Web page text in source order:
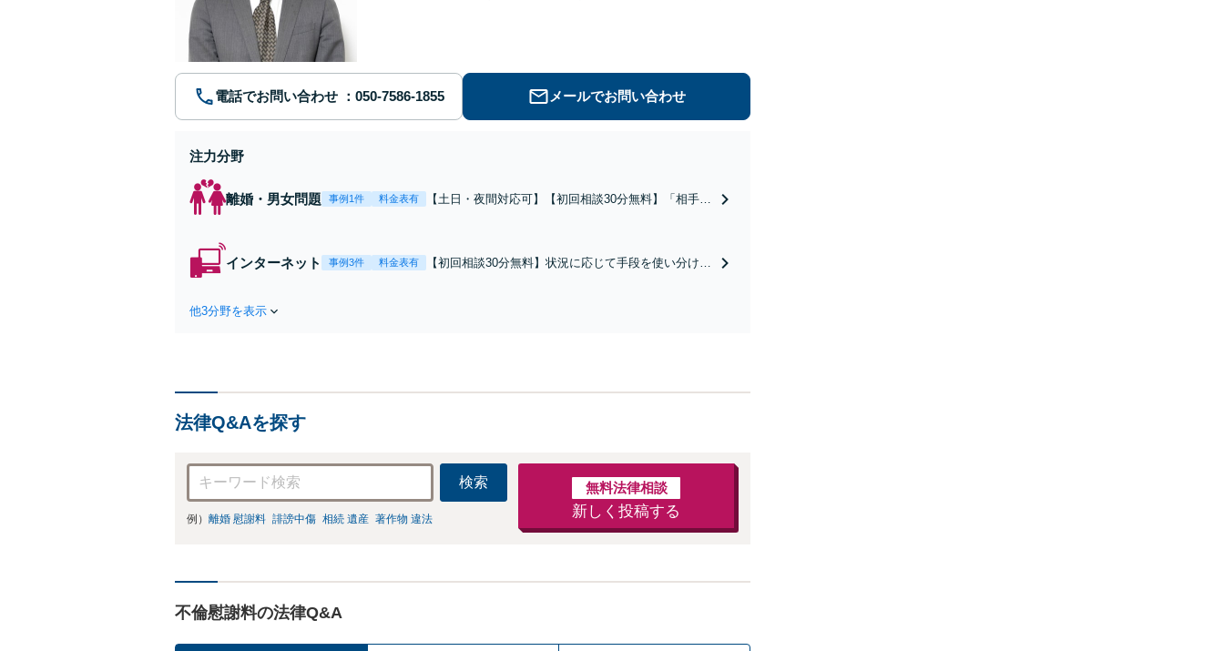
電話でお問い合わせ メールでお問い合わせ
注力分野
離婚・男女問題 事例1件 料金表有
【土日・夜間対応可】【初回相談30分無料】「相手方
金額アップ／減額交渉も対応可」【完全個室対応】
インターネット 事例3件 料金表有
【初回相談30分無料】状況に応じて手段を使い分け、
他3分野を表示
法律Q&Aを探す
検索
例） 離婚 慰謝料 誹謗中傷 相続 遺産 著作物 違法
無料法律相談
新しく投稿する
不倫慰謝料の法律Q&A